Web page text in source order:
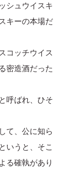
シュウイスキ
キーの本場だ
コッチウイス
密造酒だった
呼ばれ、ひそ
て、公に知ら
いうと、そこ
る確執があり